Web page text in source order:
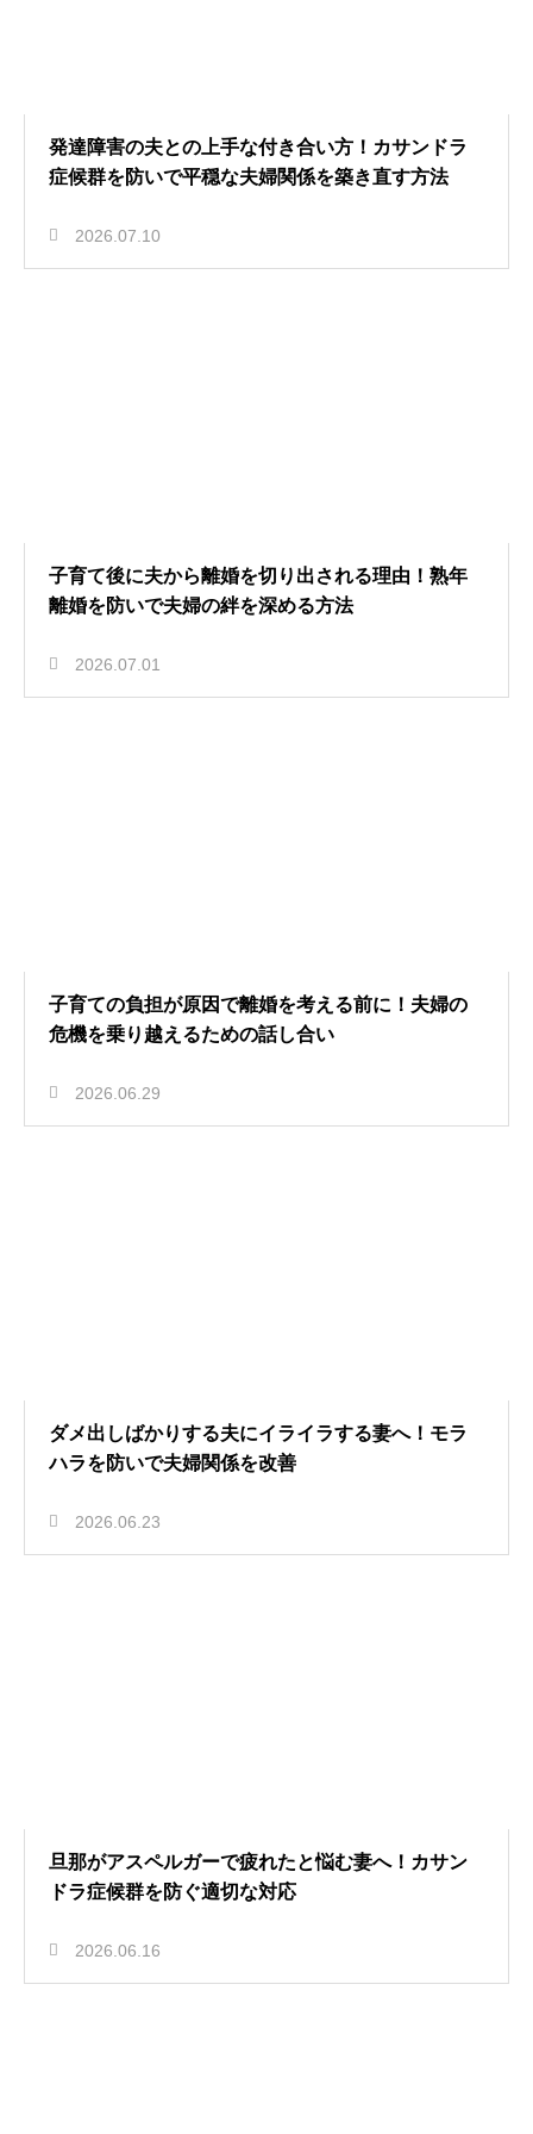
発達障害の夫との上手な付き合い方！カサンドラ
症候群を防いで平穏な夫婦関係を築き直す方法
2026.07.10
子育て後に夫から離婚を切り出される理由！熟年
離婚を防いで夫婦の絆を深める方法
2026.07.01
子育ての負担が原因で離婚を考える前に！夫婦の
危機を乗り越えるための話し合い
2026.06.29
ダメ出しばかりする夫にイライラする妻へ！モラ
ハラを防いで夫婦関係を改善
2026.06.23
旦那がアスペルガーで疲れたと悩む妻へ！カサン
ドラ症候群を防ぐ適切な対応
2026.06.16